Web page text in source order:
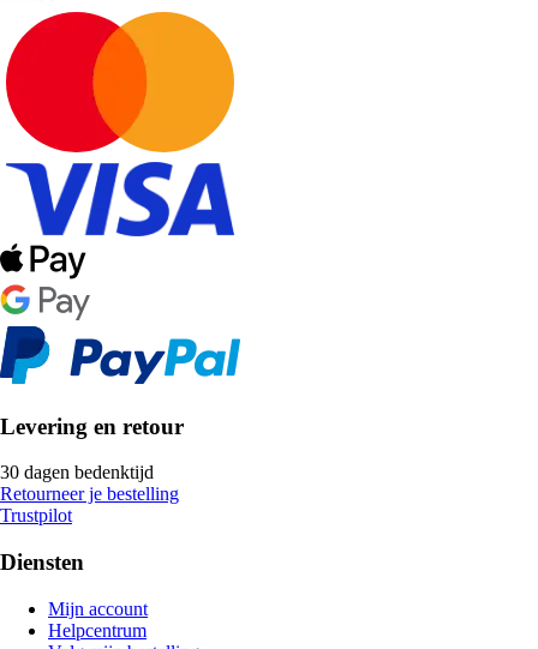
Levering en retour
30 dagen bedenktijd
Retourneer je bestelling
Trustpilot
Diensten
Mijn account
Helpcentrum